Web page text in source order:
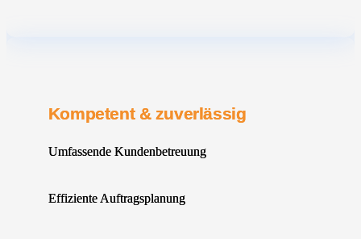
Kompetent & zuverlässig
Umfassende Kundenbetreuung
Effiziente Auftragsplanung